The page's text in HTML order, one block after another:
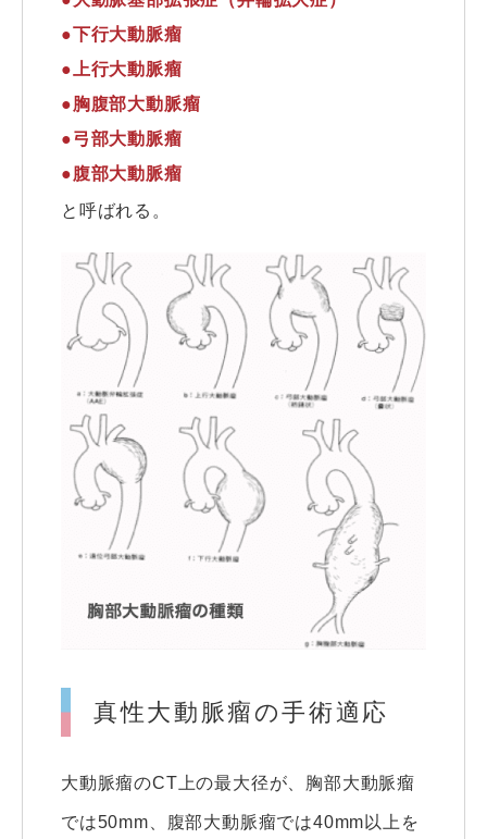
●下行大動脈瘤
●上行大動脈瘤
●胸腹部大動脈瘤
●弓部大動脈瘤
●腹部大動脈瘤
と呼ばれる。
真性大動脈瘤の手術適応
大動脈瘤のCT上の最大径が、胸部大動脈瘤
では50mm、腹部大動脈瘤では40mm以上を